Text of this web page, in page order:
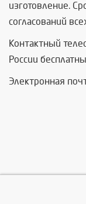
изготовление.
согласований
Контактный
России
Электронная